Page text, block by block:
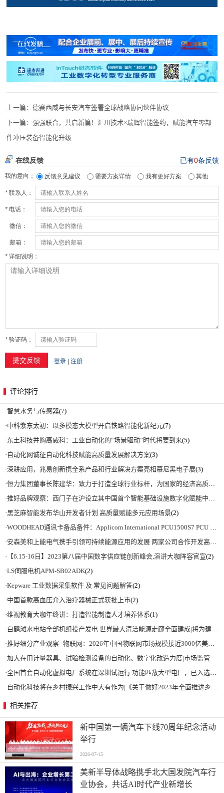
上一篇：德赛西威与长安汽车签署全球战略协同伙伴协议
下一篇：强强联合，共启新篇！汇川技术×瑞辉智能签约，赋能汽车零部
件冲压装备智能化升级
评论排行
·智慧水务与传感器(7)
·中科紫东太初：以多模态大模型开启铁路智能化新纪元(7)
·东土科技并购高威科：工业自动化的“场景驱动”时代将要到来(5)
· 自动化网诚征自动化科技赋能高质量发展解决方案(3)
·深耕应用，兆易创新携全系产品和行业解决方案亮相慕尼黑电子展(3)
·恒力集团董事长陈建华：致力于打造全球行业标杆，为国家的经济高质量发展贡献更大力量|上海电气集团党委书记、董事长吴磊来访
·推好品牌观察：西门子在沪设立其中国首个智能基础设施数字化赋能中心
·黑芝麻智能发布华山开发者计划 高质量赋能多元应用场景(2)
·WOODHEAD通讯卡备品备件：Applicom International PCU1500S7 PCU 1500 S7 V4.5.0
·安森美和上能电气携手引领可持续能源应用的发展 两家公司合作开发高性能储能和太阳能组串式逆变器方案 以实现可持续的未来
· 【6.15-16日】2023第八届中国数字供应链创新峰会,演讲大咖阵容官宣(2)
·LS伺服电机APM-SB02ADK(2)
·Kepware 工业数据采集软件 及 常见问题解答(2)
·中国首款高血压介入治疗器械正式获批上市(2)
·维视教育大咖年终讲：打造智能制造人才培养体系(1)
·白鹤滩水电站全部机组投产发电 世界最大清洁能源走廊全面建成|将为建设新型能源体系、保障国家能源安全、实现“双碳”目标提供有力支撑
·推好细分产业观察--物联网：2026年中国物联网市场规模接近3000亿美元 智慧工厂、智慧城市、智慧电网等将占60%以上
·加大在用计量器具、试验检测设备的自动化、数字化改造力度|市场监管总局 工业和信息化部 关于促进企业计量能力提升的指导意见
·全国首套自动化虚拟电厂系统在深圳试运行 功能匹敌大型电厂，已入选国际典型案例
· 自动化科技将在乡村振兴工作中大有作为|《关于做好2023年全面推进乡村振兴重点工作的意见》发布
相关推荐
新中国第一辆汽车下线70周年纪念活动
举行
2026-07-15
美新半导体战略携手北大国发院汽车行
业协会，共话AI时代产业新增长